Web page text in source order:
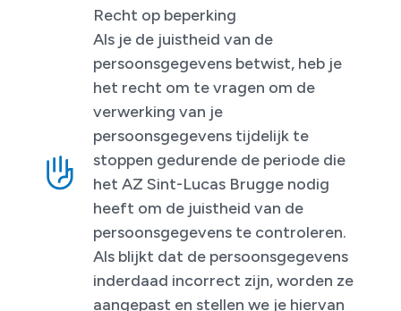
Recht op beperking
Als je de juistheid van de
persoonsgegevens betwist, heb je
het recht om te vragen om de
verwerking van je
persoonsgegevens tijdelijk te
stoppen gedurende de periode die
het AZ Sint-Lucas Brugge nodig
heeft om de juistheid van de
persoonsgegevens te controleren.
Als blijkt dat de persoonsgegevens
inderdaad incorrect zijn, worden ze
aangepast en stellen we je hiervan